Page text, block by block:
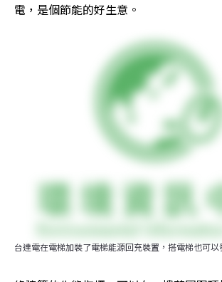
電，是個節能的好生意。
台達電在電梯加裝了電梯能源回充裝置，搭電梯也可以